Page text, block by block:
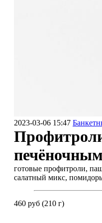
2023-03-06 15:47
готовые профитроли,
салатный микс,
460 руб (210 г)